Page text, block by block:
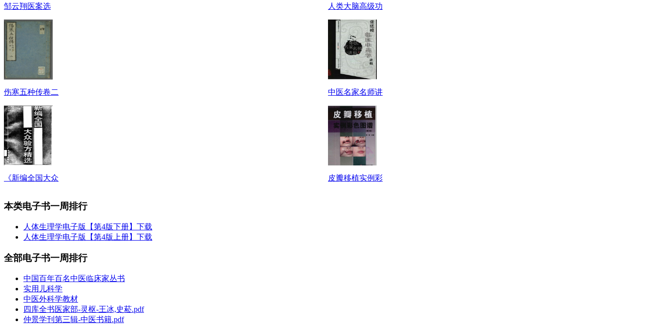
邹云翔医案选 人类大脑高级功
伤寒五种传卷二 中医名家名师讲
《新编全国大众 皮瓣移植实例彩
本类电子书一周排行
人体生理学电子版【第4版下册】下载
人体生理学电子版【第4版上册】下载
全部电子书一周排行
中国百年百名中医临床家丛书
实用儿科学
中医外科学教材
四库全书医家部-灵枢-王冰,史菘.pdf
仲景学刊第三辑-中医书籍.pdf